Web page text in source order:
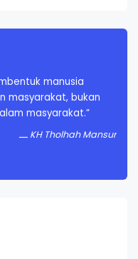
manusia
masyarakat, bukan
masyarakat.”
KH Tholhah Mansur